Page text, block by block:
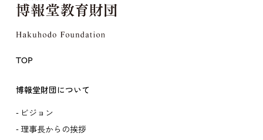
TOP
博報堂財団について
ビジョン
理事長からの挨拶